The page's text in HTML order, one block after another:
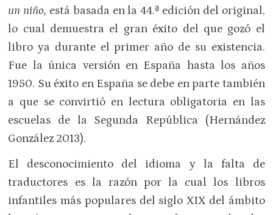
un niño, está basada en la 44.ª edición del original,
lo cual demuestra el gran éxito del que gozó el
libro ya durante el primer año de su existencia.
Fue la única versión en España hasta los años
1950. Su éxito en España se debe en parte también
a que se convirtió en lectura obligatoria en las
escuelas de la Segunda República (Hernández
González 2013).
El desconocimiento del idioma y la falta de
traductores es la razón por la cual los libros
infantiles más populares del siglo XIX del ámbito